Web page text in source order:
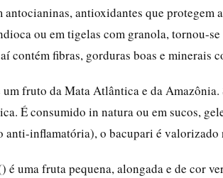
antioxidantes que protegem
ou em tigelas com granola, tornou-
contém fibras, gorduras boas e minerais
fruto da Mata Atlântica e da Amazônia.
É consumido in natura ou em sucos,
anti-inflamatória), o bacupari é valorizado
uma fruta pequena, alongada e de cor